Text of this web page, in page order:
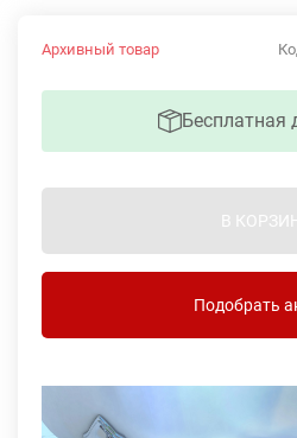
Архивный товар
Бесплатная
В
Подобрать